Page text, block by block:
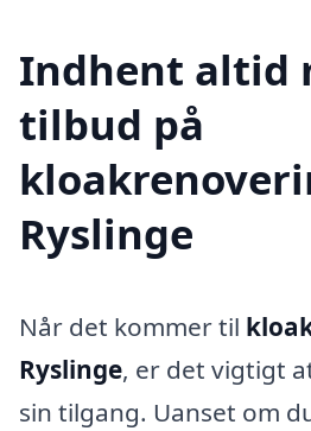
Indhent altid
tilbud på
Ryslinge
Når det kommer til
Ryslinge, er det vigtigt
sin tilgang. Uanset om